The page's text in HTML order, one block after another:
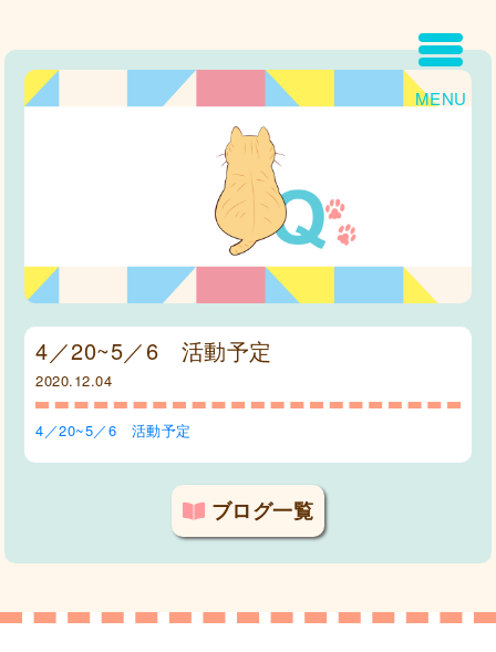
MENU
4／20~5／6 活動予定
2020.12.04
4／20~5／6 活動予定
ブログ一覧